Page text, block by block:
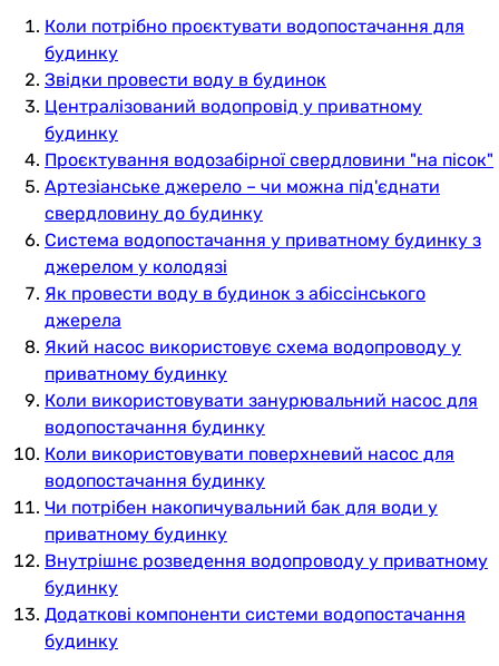
Коли потрібно проєктувати водопостачання для
будинку
Звідки провести воду в будинок
Централізований водопровід у приватному
будинку
Проєктування водозабірної свердловини "на пісок"
Артезіанське джерело – чи можна під'єднати
свердловину до будинку
Система водопостачання у приватному будинку з
джерелом у колодязі
Як провести воду в будинок з абіссінського
джерела
Який насос використовує схема водопроводу у
приватному будинку
Коли використовувати занурювальний насос для
водопостачання будинку
Коли використовувати поверхневий насос для
водопостачання будинку
Чи потрібен накопичувальний бак для води у
приватному будинку
Внутрішнє розведення водопроводу у приватному
будинку
Додаткові компоненти системи водопостачання
будинку